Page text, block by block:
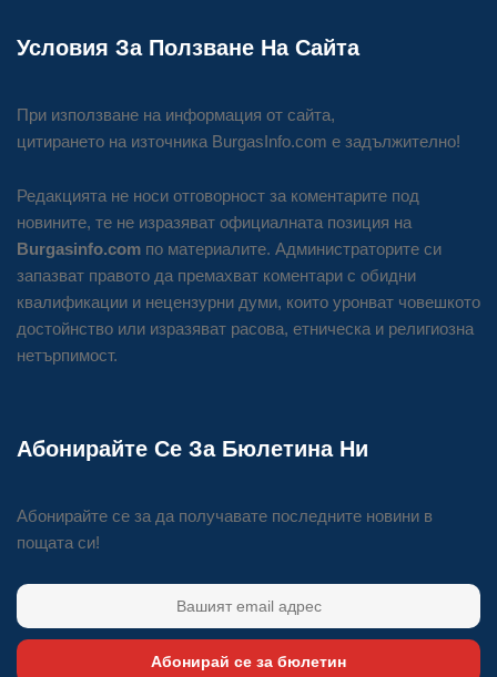
Условия За Ползване На Сайта
При използване на информация от сайта,
цитирането на източника BurgasInfo.com е задължително!
Редакцията не носи отговорност за коментарите под
новините, те не изразяват официалната позиция на
Burgasinfo.com по материалите. Администраторите си
запазват правото да премахват коментари с обидни
квалификации и нецензурни думи, които уронват човешкото
достойнство или изразяват расова, етническа и религиозна
нетърпимост.
Абонирайте Се За Бюлетина Ни
Абонирайте се за да получавате последните новини в
пощата си!
Абонирай се за бюлетин